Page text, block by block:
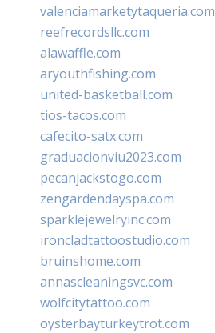
valenciamarketytaqueria.com
reefrecordsllc.com
alawaffle.com
aryouthfishing.com
united-basketball.com
tios-tacos.com
cafecito-satx.com
graduacionviu2023.com
pecanjackstogo.com
zengardendayspa.com
sparklejewelryinc.com
ironcladtattoostudio.com
bruinshome.com
annascleaningsvc.com
wolfcitytattoo.com
oysterbayturkeytrot.com